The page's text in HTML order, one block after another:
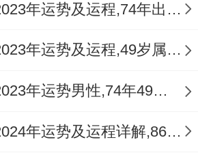
1974年属虎人2023年运势及运程,74年出生的49岁生肖虎2023年每月运势详解
1974年属虎女2023年运势及运程,49岁属虎人2023全年每月运势女性如何
1974年属虎人2023年运势男性,74年49岁属虎男2023年每月运程怎么样
1986年属虎人2024年运势及运程详解,86年出生38岁肖虎人在2024全年每月运势完整版